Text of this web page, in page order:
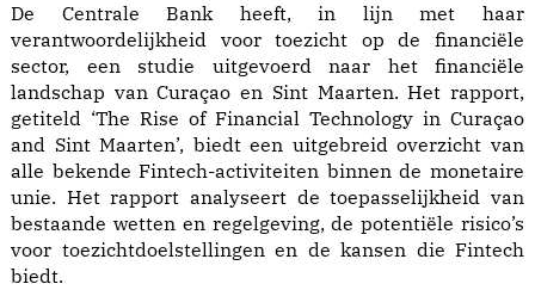
De Centrale Bank heeft, in lijn met haar
verantwoordelijkheid voor toezicht op de financiële
sector, een studie uitgevoerd naar het financiële
landschap van Curaçao en Sint Maarten. Het rapport,
getiteld ‘The Rise of Financial Technology in Curaçao
and Sint Maarten’, biedt een uitgebreid overzicht van
alle bekende Fintech-activiteiten binnen de monetaire
unie. Het rapport analyseert de toepasselijkheid van
bestaande wetten en regelgeving, de potentiële risico’s
voor toezichtdoelstellingen en de kansen die Fintech
biedt.